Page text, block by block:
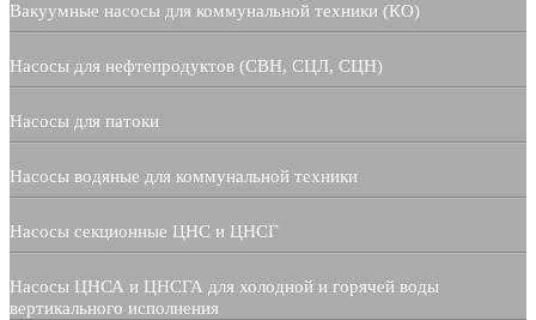
Вакуумные насосы для коммунальной техники (КО)
Насосы для нефтепродуктов (СВН, СЦЛ, СЦН)
Насосы для патоки
Насосы водяные для коммунальной техники
Насосы секционные ЦНС и ЦНСГ
Насосы ЦНСА и ЦНСГА для холодной и горячей воды
вертикального исполнения